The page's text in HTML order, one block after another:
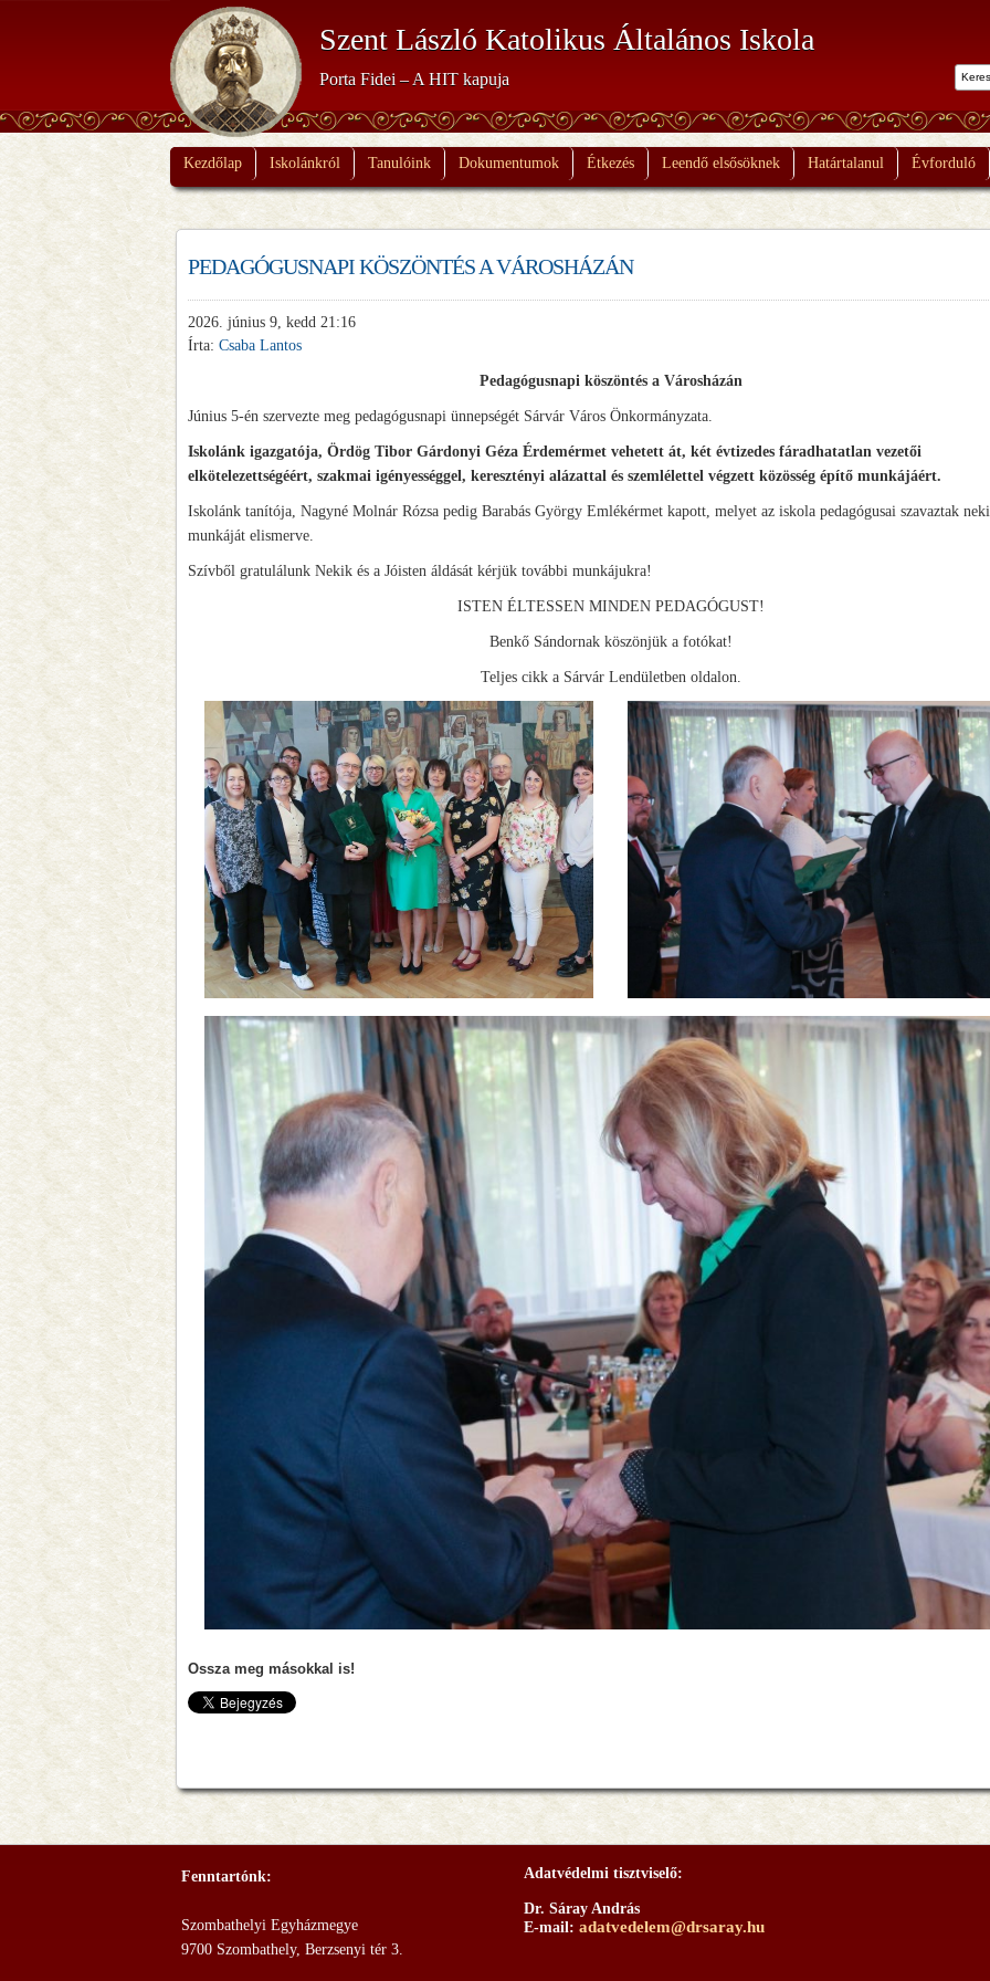
Szent László Katolikus Általános Iskola
Porta Fidei – A HIT kapuja
Kezdőlap Iskolánkról Tanulóink Dokumentumok Étkezés Leendő elsősöknek Határtalanul Évforduló
PEDAGÓGUSNAPI KÖSZÖNTÉS A VÁROSHÁZÁN
2026. június 9, kedd 21:16
Írta: Csaba Lantos
Pedagógusnapi köszöntés a Városházán
Június 5-én szervezte meg pedagógusnapi ünnepségét Sárvár Város Önkormányzata.
Iskolánk igazgatója, Ördög Tibor Gárdonyi Géza Érdemérmet vehetett át, két évtizedes fáradhatatlan vezetői
elkötelezettségéért, szakmai igényességgel, keresztényi alázattal és szemlélettel végzett közösség építő munkájáért.
Iskolánk tanítója, Nagyné Molnár Rózsa pedig Barabás György Emlékérmet kapott, melyet az iskola pedagógusai szavaztak
munkáját elismerve.
Szívből gratulálunk Nekik és a Jóisten áldását kérjük további munkájukra!
ISTEN ÉLTESSEN MINDEN PEDAGÓGUST!
Benkő Sándornak köszönjük a fotókat!
Teljes cikk a Sárvár Lendületben oldalon.
Ossza meg másokkal is!
Fenntartónk:
Szombathelyi Egyházmegye
9700 Szombathely, Berzsenyi tér 3.
Adatvédelmi tisztviselő:
Dr. Sáray András
E-mail: adatvedelem@drsaray.hu